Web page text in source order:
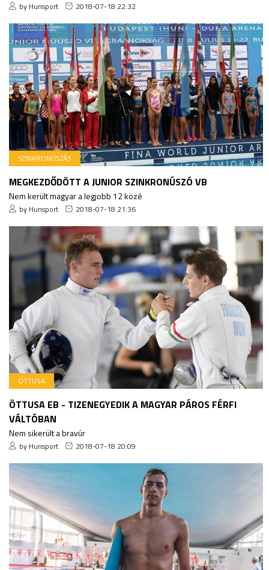
by Hunsport 2018-07-18 22:32
SZINKRONÚSZÁS
MEGKEZDŐDÖTT A JUNIOR SZINKRONÚSZÓ VB
Nem került magyar a legjobb 12 közé
by Hunsport 2018-07-18 21:36
ÖTTUSA
ÖTTUSA EB - TIZENEGYEDIK A MAGYAR PÁROS FÉRFI
VÁLTÓBAN
Nem sikerült a bravúr
by Hunsport 2018-07-18 20:09